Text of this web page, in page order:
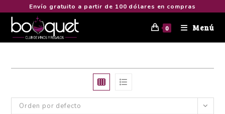
Envío gratuito a partir de 100 dólares en compras
0 Menú
Orden por defecto